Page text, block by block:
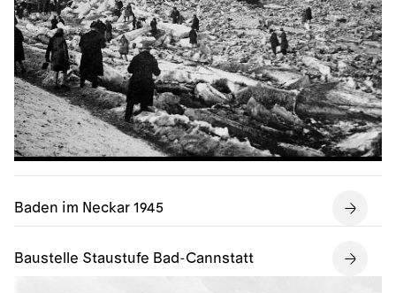
Baden im Neckar 1945
Baustelle Staustufe Bad-Cannstatt